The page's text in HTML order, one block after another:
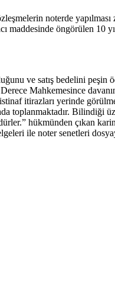
noterde
öngörülen 10
ve satış bedelini
Mahkemesince
itirazları yerinde
toplanmaktadır.
hükmünden çıkan
ile noter senetleri